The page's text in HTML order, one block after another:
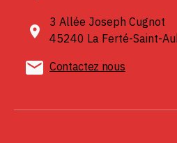
3 Allée Joseph Cugnot
45240 La Ferté-Saint-
Contactez nous